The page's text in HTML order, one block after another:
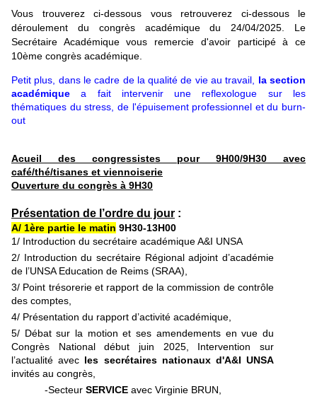
Vous trouverez ci-dessous vous retrouverez ci-dessous le
déroulement du congrès académique du 24/04/2025. Le
Secrétaire Académique vous remercie d'avoir participé à ce
10ème congrès académique.
Petit plus, dans le cadre de la qualité de vie au travail, la section
académique a fait intervenir une reflexologue sur les
thématiques du stress, de l'épuisement professionnel et du burn-
out
Acueil des congressistes pour 9H00/9H30 avec
café/thé/tisanes et viennoiserie
Ouverture du congrès à 9H30
Présentation de l’ordre du jour :
A/ 1ère partie le matin 9H30-13H00
1/ Introduction du secrétaire académique A&I UNSA
2/ Introduction du secrétaire Régional adjoint d’académie
de l’UNSA Education de Reims (SRAA),
3/ Point trésorerie et rapport de la commission de contrôle
des comptes,
4/ Présentation du rapport d’activité académique,
5/ Débat sur la motion et ses amendements en vue du
Congrès National début juin 2025, Intervention sur
l’actualité avec les secrétaires nationaux d'A&I UNSA
invités au congrès,
-SecteurSERVICE avec Virginie BRUN,